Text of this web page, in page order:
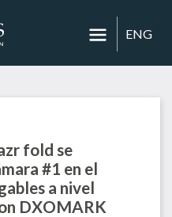
ENG
fold se
#1 en el
a nivel
DXOMARK